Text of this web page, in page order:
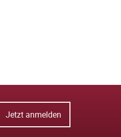
Jetzt anmelden